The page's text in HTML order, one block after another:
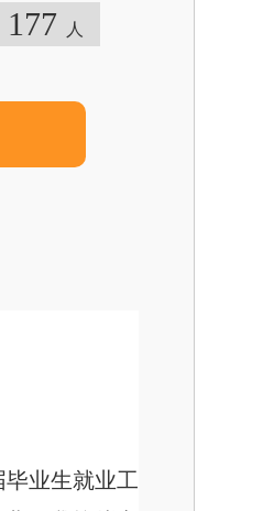
177 人
业生就业工